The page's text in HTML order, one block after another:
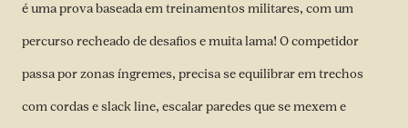
é uma prova baseada em treinamentos militares, com um
percurso recheado de desafios e muita lama! O competidor
passa por zonas íngremes, precisa se equilibrar em trechos
com cordas e slack line, escalar paredes que se mexem e